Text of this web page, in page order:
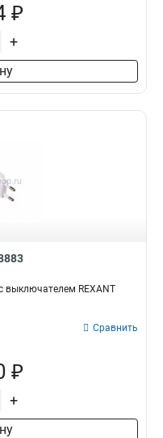
₽
+
выключателем REXANT
Сравнить
₽
+